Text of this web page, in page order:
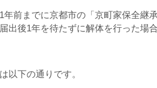
年前までに京都市の「京町家保全継
出後1年を待たずに解体を行った場
以下の通りです。